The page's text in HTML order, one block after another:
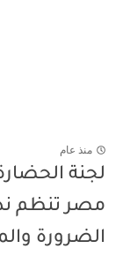
منذ عام
لجنة
مصر تنظم
الضرورة